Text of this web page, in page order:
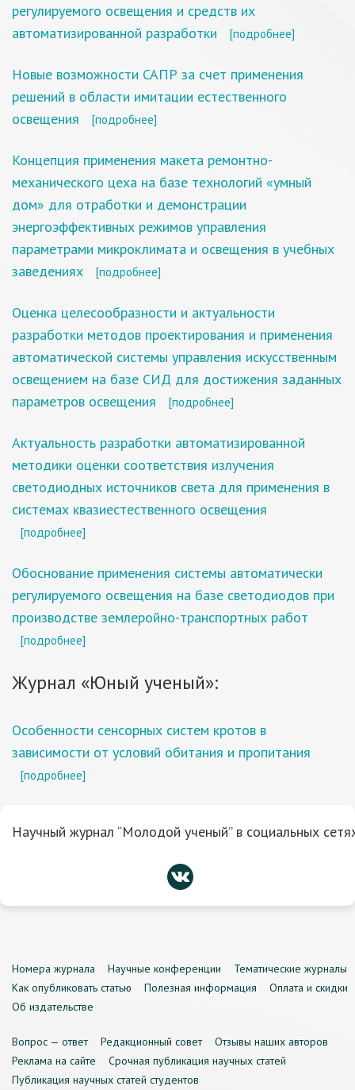
регулируемого освещения и средств их
автоматизированной разработки
[подробнее]
Новые возможности САПР за счет применения
решений в области имитации естественного
освещения
[подробнее]
Концепция применения макета ремонтно-
механического цеха на базе технологий «умный
дом» для отработки и демонстрации
энергоэффективных режимов управления
параметрами микроклимата и освещения в учебных
заведениях
[подробнее]
Оценка целесообразности и актуальности
разработки методов проектирования и применения
автоматической системы управления искусственным
освещением на базе СИД для достижения заданных
параметров освещения
[подробнее]
Актуальность разработки автоматизированной
методики оценки соответствия излучения
светодиодных источников света для применения в
системах квазиестественного освещения
[подробнее]
Обоснование применения системы автоматически
регулируемого освещения на базе светодиодов при
производстве землеройно-транспортных работ
[подробнее]
Журнал «Юный ученый»:
Особенности сенсорных систем кротов в
зависимости от условий обитания и пропитания
[подробнее]
Научный журнал “Молодой ученый” в социальных
Номера журнала Научные конференции
Тематические журналы
Как опубликовать статью
Полезная информация
Оплата и скидки
Об издательстве
Вопрос — ответ Редакционный совет
Отзывы наших авторов
Реклама на сайте
Срочная публикация научных статей
Публикация научных статей студентов